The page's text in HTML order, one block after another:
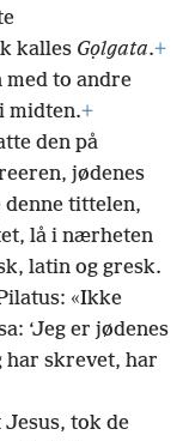
kalles Gọlgata.+
med to andre
midten.+
den på
jødenes
denne tittelen,
lå i nærheten
latin og gresk.
«Ikke
‘Jeg er jødenes
har skrevet, har
tok de